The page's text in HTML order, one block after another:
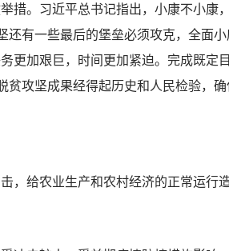
。习近平总书记指出，小康不小康
有一些最后的堡垒必须攻克，全面
更加艰巨，时间更加紧迫。完成既定
攻坚成果经得起历史和人民检验，确
农业生产和农村经济的正常运行造